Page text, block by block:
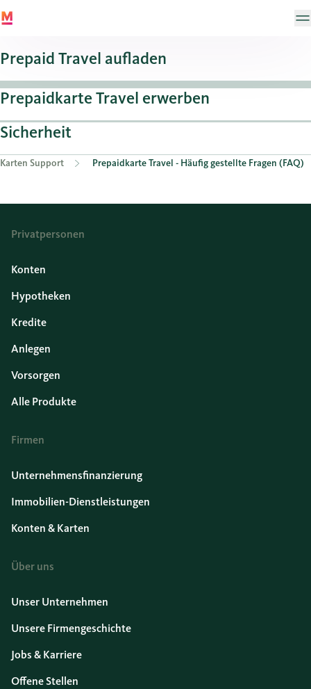
Prepaid Travel aufladen
Prepaidkarte Travel erwerben
Sicherheit
Karten Support Prepaidkarte Travel - Häufig gestellte Fragen (FAQ)
Privatpersonen
Konten
Hypotheken
Kredite
Anlegen
Vorsorgen
Alle Produkte
Firmen
Unternehmensfinanzierung
Immobilien-Dienstleistungen
Konten & Karten
Über uns
Unser Unternehmen
Unsere Firmengeschichte
Jobs & Karriere
Offene Stellen